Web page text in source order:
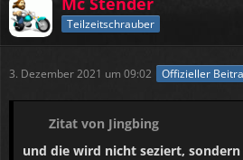
Teilzeitschrauber
3. Dezember 2021 um 09:02 Offizieller
Zitat von Jingbing
und die wird nicht seziert, sondern